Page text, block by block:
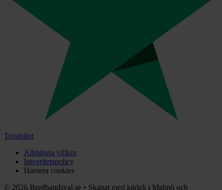
Trustpilot
Allmänna villkor
Integritetspolicy
Hantera cookies
© 2026 Bredbandsval.se • Skapat med kärlek i Malmö och